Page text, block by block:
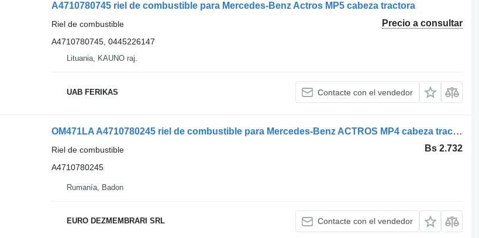
A4710780745 riel de combustible para Mercedes-Benz Actros MP5 cabeza tractora
Precio a consultar
Riel de combustible
A4710780745, 0445226147
Lituania, KAUNO raj.
UAB FERIKAS Contacte con el vendedor
OM471LA A4710780245 riel de combustible para Mercedes-Benz ACTROS MP4 cabeza tractora
Bs 2.732
Riel de combustible
A4710780245
Rumanía, Badon
EURO DEZMEMBRARI SRL Contacte con el vendedor